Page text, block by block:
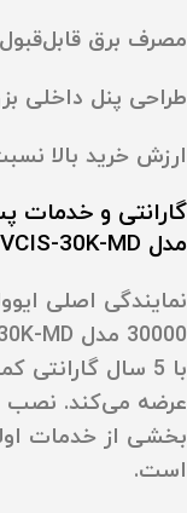
مصرف برق
طراحی پنل داخلی
ارزش خرید بالا
مدل EVCIS-30K-MD سری گلدن کانورتر (نسل4)
عرضه می‌کند. نصب
بخشی از خدمات
است.